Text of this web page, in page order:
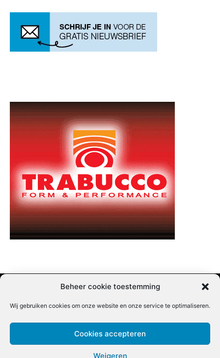
Beheer cookie toestemming
Wij gebruiken cookies om onze website en onze service te optimaliseren.
Cookies accepteren
Weigeren
Nieuwsbrief inschrijven | Partner content